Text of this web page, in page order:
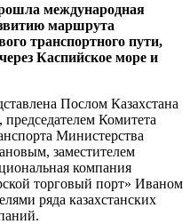
международная
маршрута
транспортного пути,
Каспийское море и
Послом Казахстана
Комитета
Министерства
заместителем
компания
торговый порт» Иваном
ряда казахстанских